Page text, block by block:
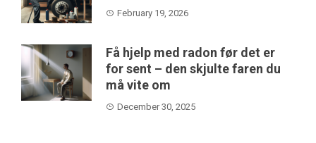
February 19, 2026
Få hjelp med radon før det er
for sent – den skjulte faren du
må vite om
December 30, 2025